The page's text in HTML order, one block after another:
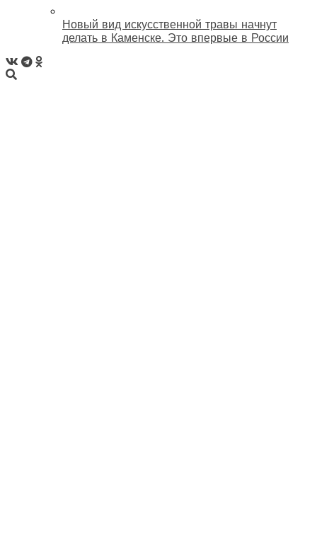
Новый вид искусственной травы начнут
делать в Каменске. Это впервые в России